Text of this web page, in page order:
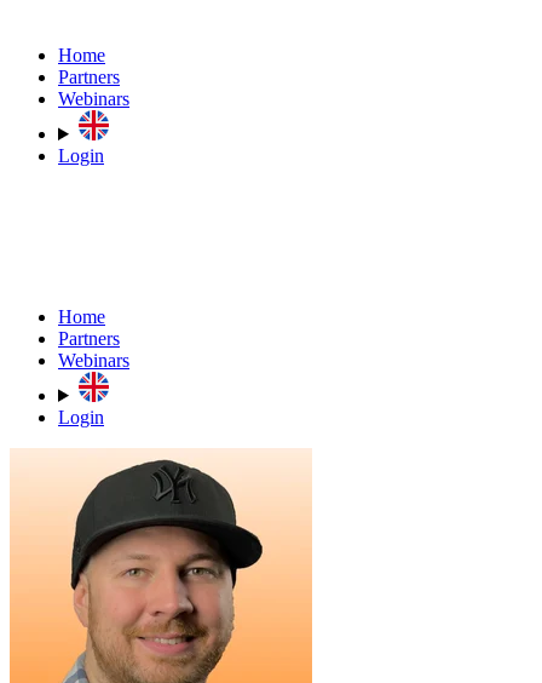
Home
Partners
Webinars
Login
Home
Partners
Webinars
Login